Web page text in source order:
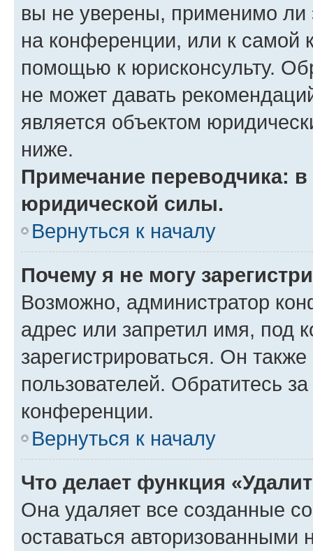
вы не уверены, применимо ли
на конференции, или к самой
помощью к юрисконсульту.
не может давать
является объектом
ниже.
Примечание переводчика:
юридической силы.
Вернуться к началу
Почему я не могу
Возможно, администратор
адрес или запретил имя, под
зарегистрироваться. Он
пользователей. Обратитесь
конференции.
Вернуться к началу
Что делает функция
Она удаляет все созданные
оставаться авторизованными